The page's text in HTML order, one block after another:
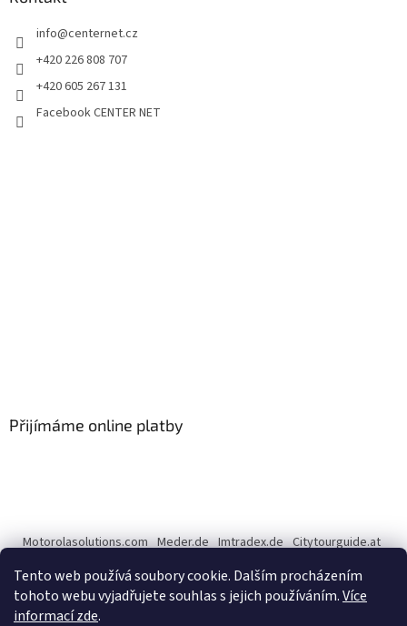
Tento web používá soubory cookie. Dalším procházením
tohoto webu vyjadřujete souhlas s jejich používáním.Více
informací zde.
info@centernet.cz
+420 226 808 707
+420 605 267 131
Facebook CENTER NET
Přijímáme online platby
Motorolasolutions.com Meder.de Imtradex.de Citytourguide.at